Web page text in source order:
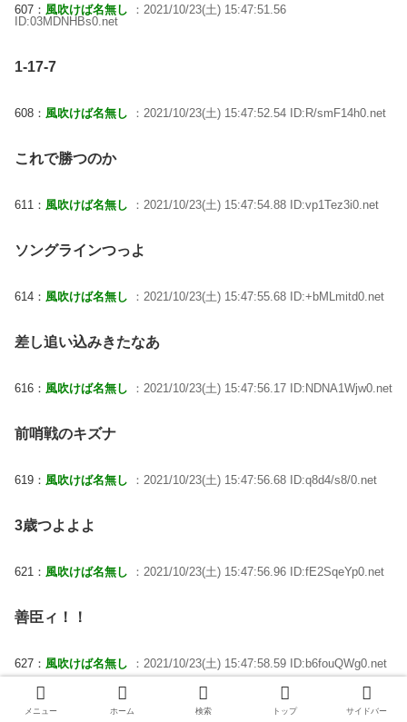
607： 風吹けば名無し
：2021/10/23(土) 15:47:51.56
ID:03MDNHBs0.net
1-17-7
608： 風吹けば名無し ：2021/10/23(土) 15:47:52.54 ID:R/smF14h0.net
これで勝つのか
611： 風吹けば名無し ：2021/10/23(土) 15:47:54.88 ID:vp1Tez3i0.net
ソングラインつっよ
614： 風吹けば名無し ：2021/10/23(土) 15:47:55.68 ID:+bMLmitd0.net
差し追い込みきたなあ
616： 風吹けば名無し ：2021/10/23(土) 15:47:56.17 ID:NDNA1Wjw0.net
前哨戦のキズナ
619： 風吹けば名無し ：2021/10/23(土) 15:47:56.68 ID:q8d4/s8/0.net
3歳つよよよ
621： 風吹けば名無し ：2021/10/23(土) 15:47:56.96 ID:fE2SqeYp0.net
善臣ィ！！
627： 風吹けば名無し ：2021/10/23(土) 15:47:58.59 ID:b6fouQWg0.net
ワグネリアンさん
メニュー ホーム 検索 トップ サイドバー